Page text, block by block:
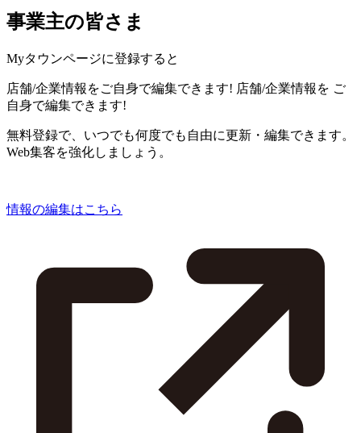
事業主の皆さま
Myタウンページに登録すると
店舗/企業情報をご自身で編集できます! 店舗/企業情報を ご
自身で編集できます!
無料登録で、いつでも何度でも自由に更新・編集できます。
Web集客を強化しましょう。
情報の編集はこちら